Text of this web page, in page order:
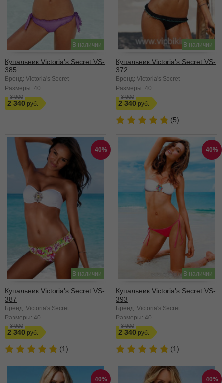
В наличии
Купальник Victoria's Secret VS-
385
Бренд: Victoria's Secret
Размеры: 40
3 900
2 340
В наличии
Купальник Victoria's Secret VS-
372
Бренд: Victoria's Secret
Размеры: 40
3 900
2 340
(5)
40%
В наличии
Купальник Victoria's Secret VS-
387
Бренд: Victoria's Secret
Размеры: 40
3 900
2 340
(1)
40%
В наличии
Купальник Victoria's Secret VS-
393
Бренд: Victoria's Secret
Размеры: 40
3 900
2 340
(1)
40% 40%